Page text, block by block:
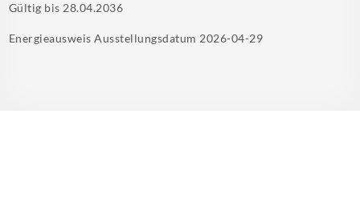
Gültig bis 28.04.2036
Energieausweis Ausstellungsdatum 2026-04-29